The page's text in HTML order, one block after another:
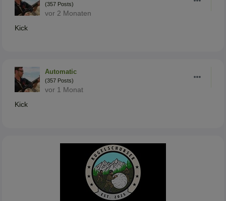
(357 Posts)
vor 2 Monaten
Kick
Automatic
(357 Posts)
vor 1 Monat
Kick